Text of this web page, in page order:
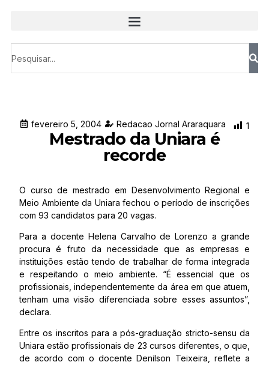
fevereiro 5, 2004 Redacao Jornal Araraquara 1
Mestrado da Uniara é
recorde
O curso de mestrado em Desenvolvimento Regional e
Meio Ambiente da Uniara fechou o período de inscrições
com 93 candidatos para 20 vagas.
Para a docente Helena Carvalho de Lorenzo a grande
procura é fruto da necessidade que as empresas e
instituições estão tendo de trabalhar de forma integrada
e respeitando o meio ambiente. “É essencial que os
profissionais, independentemente da área em que atuem,
tenham uma visão diferenciada sobre esses assuntos”,
declara.
Entre os inscritos para a pós-graduação stricto-sensu da
Uniara estão profissionais de 23 cursos diferentes, o que,
de acordo com o docente Denilson Teixeira, reflete a